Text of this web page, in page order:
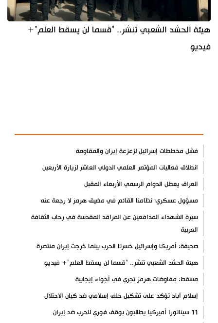
هيئة الحشد الشعبي تنشر.. "قسما لن يسقط العلم"+
فيديو
فشل مخططات إسرائيل لزعزعة إيران والمقاومة
انطلاق فعاليات المؤتمر العلمي الدولي العاشر لزيارة الأربعين
العراق يعطل الدوام الرسمي الأربعاء المقبل
مسؤول عسكري: نظامنا القائم في مضيق هرمز لا رجعة عنه
سيرة الشهداء المدافعين عن المراقد المقدسة في رحاب الثقافة
العربية
صحيفة: أمريكا وإسرائيل خسرتا الحرب بينما خرجت إيران منتصرة
هيئة الحشد الشعبي تنشر.. "قسما لن يسقط العلم"+ فيديو
مسقط: مفاوضات هرمز تجري في أجواء إيجابية
إسلام آباد تؤكد على تشكيل حلف إسلامي ضد كيان الاحتلال
11 سيناتورا أميركيا يطالبون بوقف فوري للحرب ضد إيران